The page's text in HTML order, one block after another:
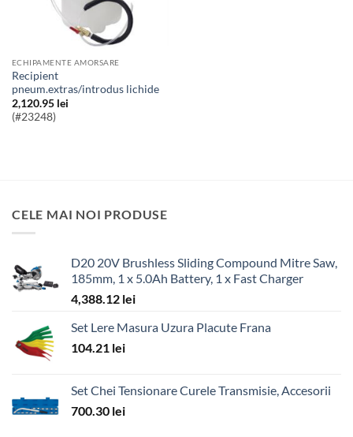
ECHIPAMENTE AMORSARE
Recipient
pneum.extras/introdus lichide
2,120.95 lei
(#23248)
CELE MAI NOI PRODUSE
D20 20V Brushless Sliding Compound Mitre Saw,
185mm, 1 x 5.0Ah Battery, 1 x Fast Charger
4,388.12 lei
Set Lere Masura Uzura Placute Frana
104.21 lei
Set Chei Tensionare Curele Transmisie, Accesorii
700.30 lei